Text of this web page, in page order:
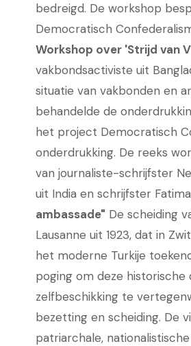
bedreigd. De workshop
Democratisch
Workshop over 'Strijd van
vakbondsactiviste uit
situatie van vakbonden en
behandelde de
het project Democratisch
onderdrukking. De reeks
van journaliste-schrijfster
uit India en schrijfster
ambassade" De scheiding
Lausanne uit 1923, dat in
het moderne Turkije
poging om deze
zelfbeschikking te
bezetting en scheiding. De
patriarchale,